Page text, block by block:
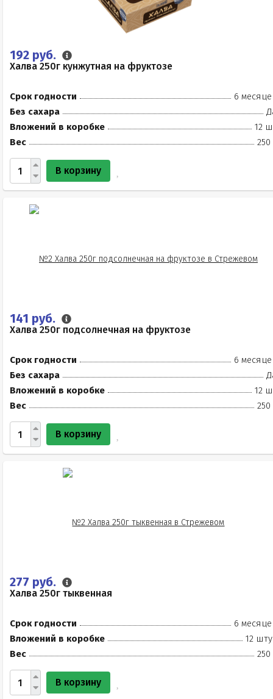
192 руб.
Халва 250г кунжутная на фруктозе
Срок годности
6
Без сахара
Вложений в коробке
12
Вес
250
В корзину
141 руб.
Халва 250г подсолнечная на фруктозе
Срок годности
6
Без сахара
Вложений в коробке
12
Вес
250
В корзину
277 руб.
Халва 250г тыквенная
Срок годности
6
Вложений в коробке
12
Вес
250
В корзину